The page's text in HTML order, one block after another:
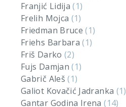
Franjić Lidija(1)
Frelih Mojca (1)
Friedman Bruce(1)
Friehs Barbara(1)
Friš Darko (2)
Fujs Damjan(1)
Gabrič Aleš(1)
Galiot Kovačić Jadranka (1)
Gantar Godina Irena(14)